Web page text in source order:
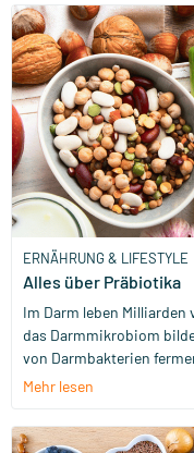
ERNÄHRUNG & LIFESTYLE
Alles über Präbiotika
Im Darm leben
das Darmmikrobiom
von Darmbakterien
Darmmikrobiom. In
nutzen kannst!
Mehr lesen